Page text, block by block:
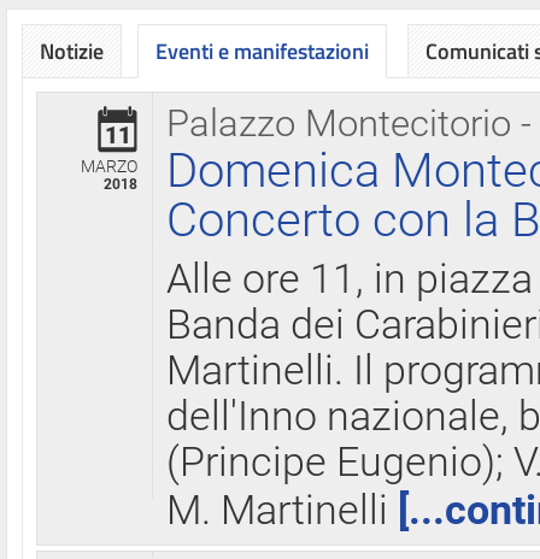
Notizie Eventi e manifestazioni
Palazzo Montecitorio
11
MARZO
2018
Domenica
Concerto con la
Alle ore 11, in
Banda dei
Martinelli. Il
dell'Inno nazionale,
(Principe Eugenio);
M. Martinelli
Comunicati